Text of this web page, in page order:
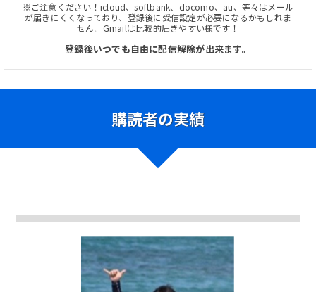
※ご注意ください！icloud、softbank、docomo、au、等々はメール
が届きにくくなっており、登録後に受信設定が必要になるかもしれま
せん。Gmailは比較的届きやすい様です！
登録後いつでも自由に配信解除が出来ます。
購読者の実績